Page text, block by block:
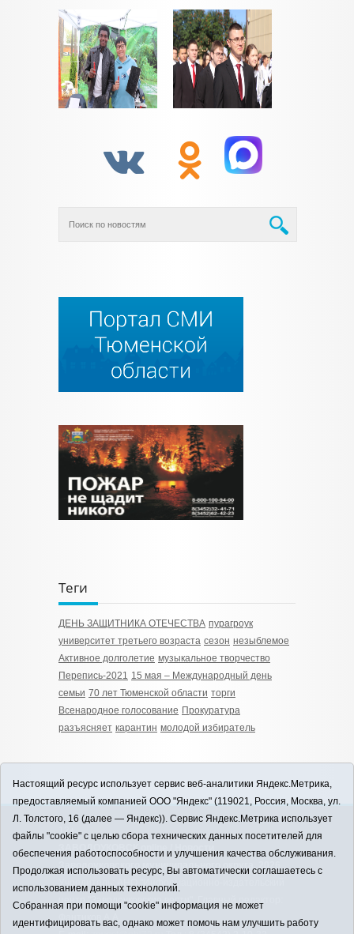
Теги
ДЕНЬ ЗАЩИТНИКА ОТЕЧЕСТВА пурагроук
университет третьего возраста сезон незыблемое
Активное долголетие музыкальное творчество
Перепись-2021 15 мая – Международный день
семьи 70 лет Тюменской области торги
Всенародное голосование Прокуратура
разъясняет карантин молодой избиратель
12+
ЗАВОДОУКОВСК online / Новости
Заводоуковского муниципального округа, 2026
Учредитель: АНО "Информационно-издательский
центр "Заводоуковские вести". Главный редактор:
Настоящий ресурс использует сервис веб-аналитики Яндекс.Метрика,
предоставляемый компанией ООО "Яндекс" (119021, Россия, Москва, ул.
Л. Толстого, 16 (далее — Яндекс)). Сервис Яндекс.Метрика использует
файлы "cookie" с целью сбора технических данных посетителей для
обеспечения работоспособности и улучшения качества обслуживания.
Продолжая использовать ресурс, Вы автоматически соглашаетесь с
использованием данных технологий.
Собранная при помощи "cookie" информация не может
идентифицировать вас, однако может помочь нам улучшить работу